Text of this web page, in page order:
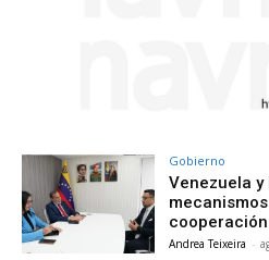
Gobierno
Venezuela
Andrea Teixeira -